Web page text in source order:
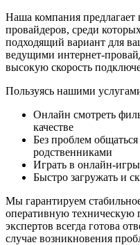
Наша компания
провайдеров, среди
подходящий вариант для
ведущими интернет-
высокую скорость
Пользуясь нашими
Онлайн смотреть
качестве
Без проблем
родственниками
Играть в онлайн-
Быстро загружать и
Мы гарантируем
оперативную техническую
экспертов всегда готова
случае возникновения